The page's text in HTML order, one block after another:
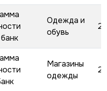
Одежда и
обувь
Магазины
одежды